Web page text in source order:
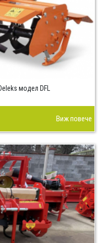
модел DFL
Виж повече